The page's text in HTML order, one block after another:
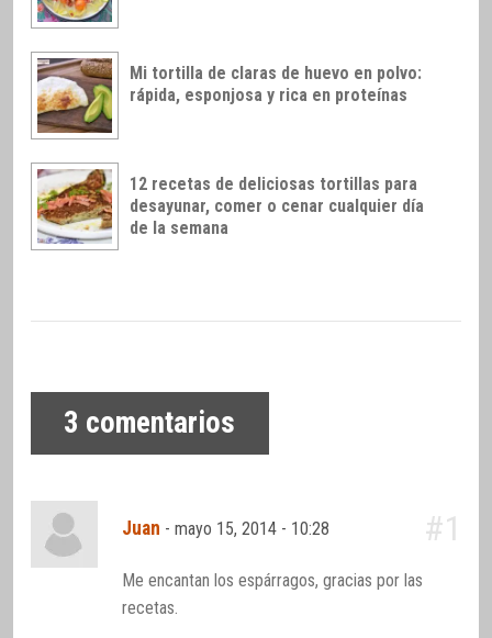
Mi tortilla de claras de huevo en polvo:
rápida, esponjosa y rica en proteínas
12 recetas de deliciosas tortillas para
desayunar, comer o cenar cualquier día
de la semana
3 comentarios
Juan -mayo 15, 2014 - 10:28 #1
Me encantan los espárragos, gracias por las
recetas.